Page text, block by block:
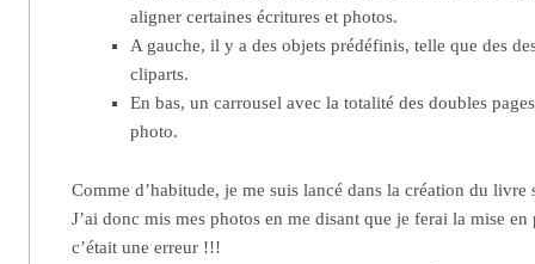
aligner certaines écritures et photos.
A gauche, il y a des objets prédéfinis, telle que des
cliparts.
En bas, un carrousel avec la totalité des doubles
photo.
Comme d’habitude, je me suis lancé dans la création du
J’ai donc mis mes photos en me disant que je ferai la mise en
c’était une erreur !!!